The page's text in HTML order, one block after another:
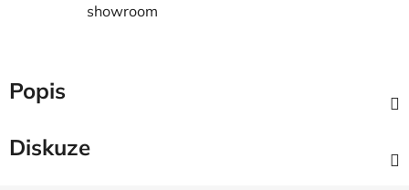
showroom
Popis
Diskuze